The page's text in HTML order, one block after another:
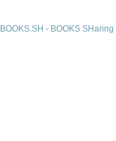
BOOKS.SH - BOOKS